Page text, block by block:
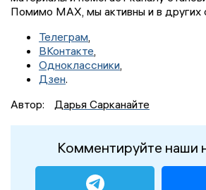
Помимо MAX, мы активны и в других
Телеграм
ВКонтакте
Одноклассники
Дзен.
Автор:
Дарья Сарканайте
Комментируйте наши